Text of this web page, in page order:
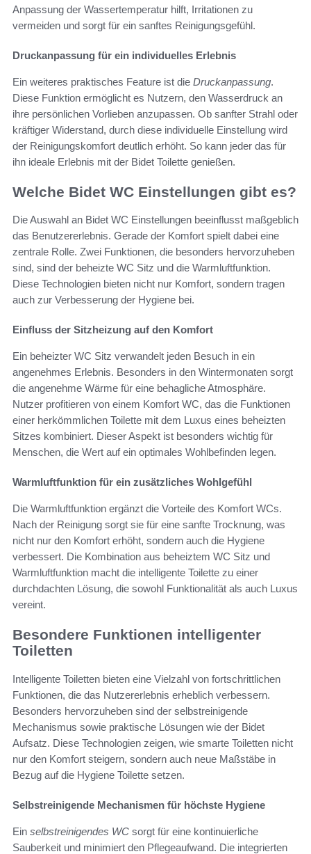
Anpassung der Wassertemperatur hilft, Irritationen zu
vermeiden und sorgt für ein sanftes Reinigungsgefühl.
Druckanpassung für ein individuelles Erlebnis
Ein weiteres praktisches Feature ist die Druckanpassung.
Diese Funktion ermöglicht es Nutzern, den Wasserdruck an
ihre persönlichen Vorlieben anzupassen. Ob sanfter Strahl oder
kräftiger Widerstand, durch diese individuelle Einstellung wird
der Reinigungskomfort deutlich erhöht. So kann jeder das für
ihn ideale Erlebnis mit der Bidet Toilette genießen.
Welche Bidet WC Einstellungen gibt es?
Die Auswahl an Bidet WC Einstellungen beeinflusst maßgeblich
das Benutzererlebnis. Gerade der Komfort spielt dabei eine
zentrale Rolle. Zwei Funktionen, die besonders hervorzuheben
sind, sind der beheizte WC Sitz und die Warmluftfunktion.
Diese Technologien bieten nicht nur Komfort, sondern tragen
auch zur Verbesserung der Hygiene bei.
Einfluss der Sitzheizung auf den Komfort
Ein beheizter WC Sitz verwandelt jeden Besuch in ein
angenehmes Erlebnis. Besonders in den Wintermonaten sorgt
die angenehme Wärme für eine behagliche Atmosphäre.
Nutzer profitieren von einem Komfort WC, das die Funktionen
einer herkömmlichen Toilette mit dem Luxus eines beheizten
Sitzes kombiniert. Dieser Aspekt ist besonders wichtig für
Menschen, die Wert auf ein optimales Wohlbefinden legen.
Warmluftfunktion für ein zusätzliches Wohlgefühl
Die Warmluftfunktion ergänzt die Vorteile des Komfort WCs.
Nach der Reinigung sorgt sie für eine sanfte Trocknung, was
nicht nur den Komfort erhöht, sondern auch die Hygiene
verbessert. Die Kombination aus beheiztem WC Sitz und
Warmluftfunktion macht die intelligente Toilette zu einer
durchdachten Lösung, die sowohl Funktionalität als auch Luxus
vereint.
Besondere Funktionen intelligenter
Toiletten
Intelligente Toiletten bieten eine Vielzahl von fortschrittlichen
Funktionen, die das Nutzererlebnis erheblich verbessern.
Besonders hervorzuheben sind der selbstreinigende
Mechanismus sowie praktische Lösungen wie der Bidet
Aufsatz. Diese Technologien zeigen, wie smarte Toiletten nicht
nur den Komfort steigern, sondern auch neue Maßstäbe in
Bezug auf die Hygiene Toilette setzen.
Selbstreinigende Mechanismen für höchste Hygiene
Ein selbstreinigendes WC sorgt für eine kontinuierliche
Sauberkeit und minimiert den Pflegeaufwand. Die integrierten